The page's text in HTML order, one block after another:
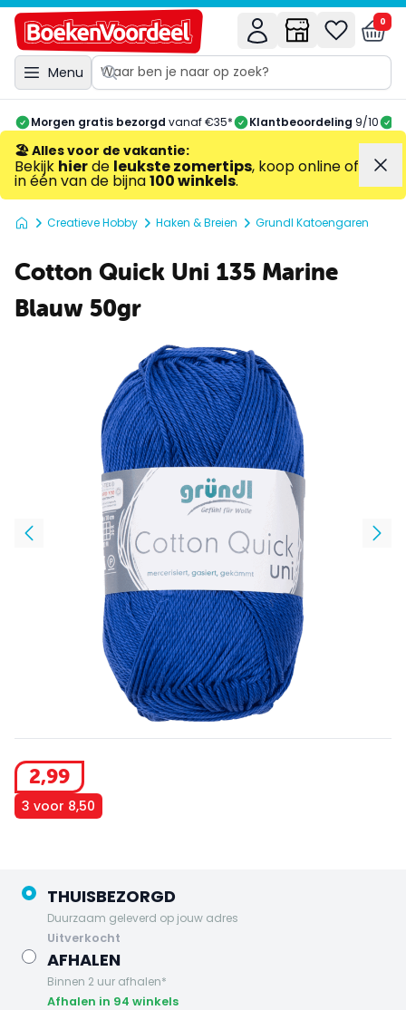
Menu
0
Morgen gratis bezorgd vanaf €35* Klantbeoordeling 9/10
🏖️ Alles voor de vakantie:
Bekijk hierde leukste zomertips, koop online of
in één van de bijna100 winkels.
Creatieve Hobby Haken & Breien Grundl Katoengaren
Cotton Quick Uni 135 Marine
Blauw 50gr
2,99
3 voor 8,50
THUISBEZORGD
Duurzaam geleverd op jouw adres
uitverkocht
AFHALEN
Binnen 2 uur afhalen*
Afhalen in 94 winkels